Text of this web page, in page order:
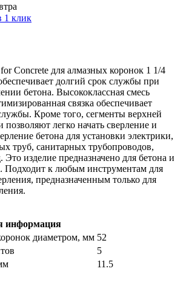
1 клик
Concrete для алмазных коронок 1 1/4
долгий срок службы при
бетона. Высококлассная смесь
связка обеспечивает
Кроме того, сегменты верхней
позволяют легко начать сверление и
бетона для установки электрики,
труб, санитарных трубопроводов,
Это изделие предназначено для бетона и
Подходит к любым инструментам для
предназначенным только для
информация
диаметром, мм 52
5
11.5